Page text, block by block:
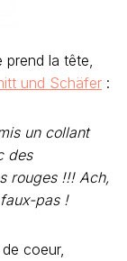
prend la tête,
und Schäfer :
un collant
des
rouges !!! Ach,
pas !
coeur,